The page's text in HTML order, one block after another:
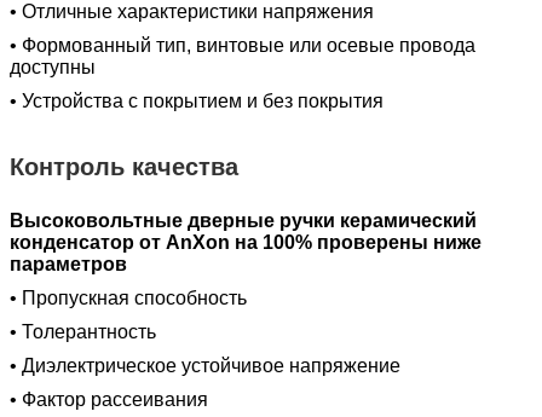
• Отличные характеристики напряжения
• Формованный тип, винтовые или осевые провода
доступны
• Устройства с покрытием и без покрытия
Контроль качества
Высоковольтные дверные ручки керамический
конденсатор от AnXon на 100% проверены ниже
параметров
• Пропускная способность
• Толерантность
• Диэлектрическое устойчивое напряжение
• Фактор рассеивания